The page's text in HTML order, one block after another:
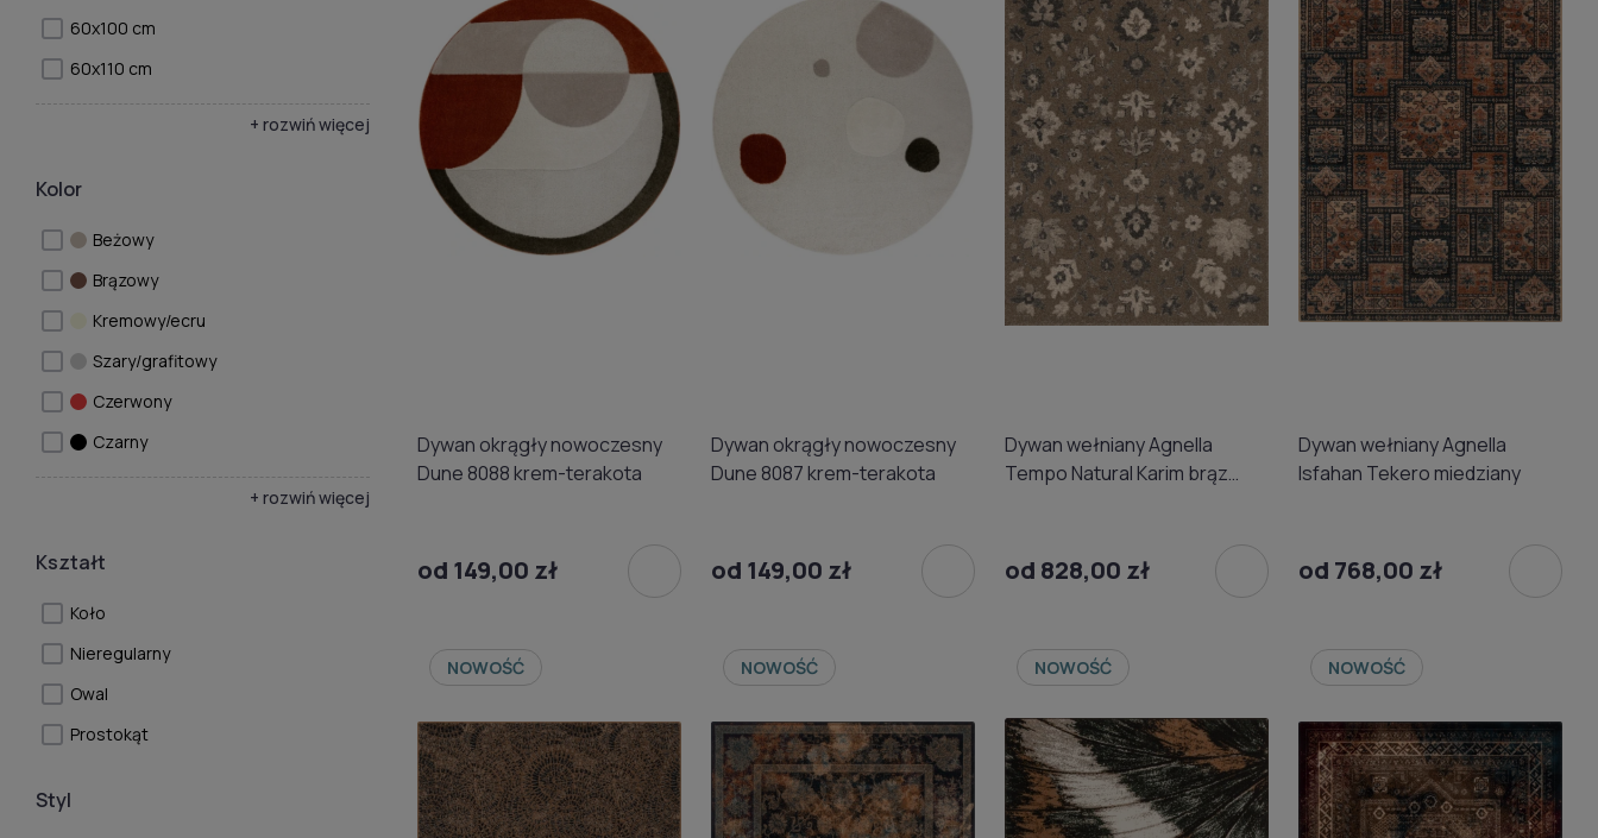
60x100 cm
60x110 cm
+ rozwiń więcej
Kolor
Beżowy
Brązowy
Kremowy/ecru
Szary/grafitowy
Czerwony
Czarny
+ rozwiń więcej
Kształt
Koło
Nieregularny
Owal
Prostokąt
Styl
Dywan okrągły nowoczesny
Dune 8088 krem-terakota
od 149,00 zł
Dywan okrągły nowoczesny
Dune 8087 krem-terakota
od 149,00 zł
Dywan wełniany Agnella
Tempo Natural Karim brąz
od 828,00 zł
Dywan wełniany Agnella
Isfahan Tekero miedziany
od 768,00 zł
NOWOŚĆ NOWOŚĆ NOWOŚĆ NOWOŚĆ